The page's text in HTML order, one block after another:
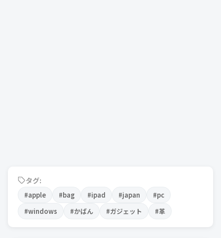
タグ:
#apple #bag #ipad #japan
#pc
#windows
#かばん #ガジェット #革